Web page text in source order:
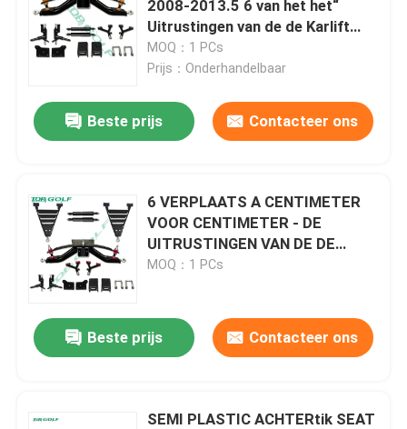
Golfkar Flip Seat
De Bijlagen van de golfkar
OEM van de clubauto Delen
Het Lithiumbatterij van de golfkar
LVTONG-golfkaronderdelen
2008-2013.5 6 van het het“
Uitrustingen van de de Karlift
Clubgolf
MOQ：1 PCs
Prijs：Onderhandelbaar
Beste prijs Contacteer ons
6 VERPLAATS A CENTIMETER
VOOR CENTIMETER - DE
UITRUSTINGEN VAN DE DE
AUTOds LIFT VAN DE
MOQ：1 PCs
Beste prijs Contacteer ons
SEMI PLASTIC ACHTERtik SEAT